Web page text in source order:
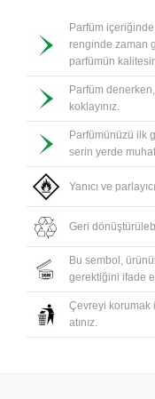
Parfüm
renginde zaman
parfümün
Parfüm
koklayınız.
Parfümünüzü ilk
serin yerde
Yanıcı ve
Geri
Bu sembol,
gerektiğini ifade
Çevreyi korumak
atınız.